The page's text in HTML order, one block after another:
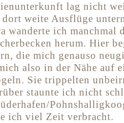
lag nicht
dort weite Ausflüge
wanderte ich manchmal
herum. Hier
die mich genauso
also in der Nähe auf
Sie trippelten
staunte ich nicht
ich viel Zeit verbracht.